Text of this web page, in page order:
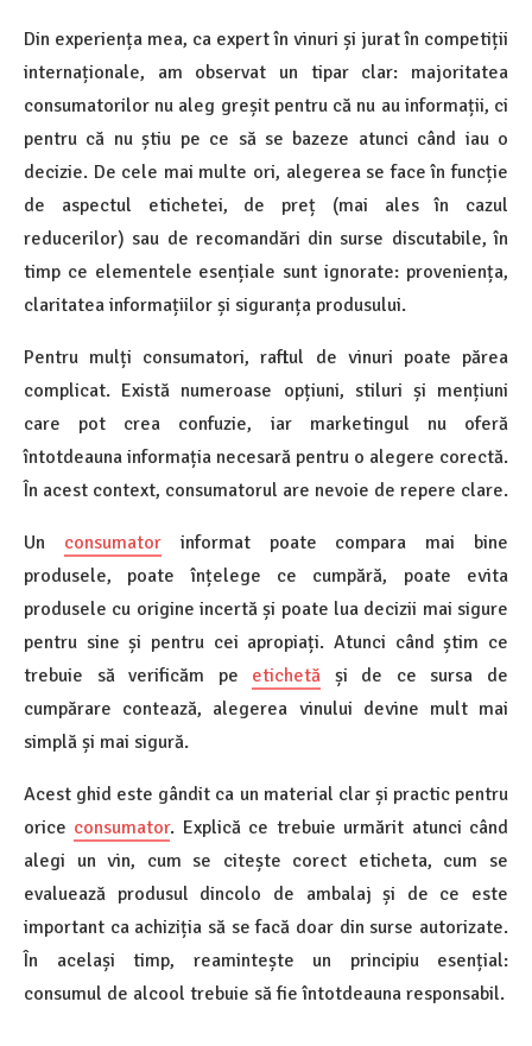
Din experiența mea, ca expert în vinuri și jurat în competiții
internaționale, am observat un tipar clar: majoritatea
consumatorilor nu aleg greșit pentru că nu au informații, ci
pentru că nu știu pe ce să se bazeze atunci când iau o
decizie. De cele mai multe ori, alegerea se face în funcție
de aspectul etichetei, de preț (mai ales în cazul
reducerilor) sau de recomandări din surse discutabile, în
timp ce elementele esențiale sunt ignorate: proveniența,
claritatea informațiilor și siguranța produsului.
Pentru mulți consumatori, raftul de vinuri poate părea
complicat. Există numeroase opțiuni, stiluri și mențiuni
care pot crea confuzie, iar marketingul nu oferă
întotdeauna informația necesară pentru o alegere corectă.
În acest context, consumatorul are nevoie de repere clare.
Un consumatorinformat poate compara mai bine
produsele, poate înțelege ce cumpără, poate evita
produsele cu origine incertă și poate lua decizii mai sigure
pentru sine și pentru cei apropiați. Atunci când știm ce
trebuie să verificăm pe etichetă și de ce sursa de
cumpărare contează, alegerea vinului devine mult mai
simplă și mai sigură.
Acest ghid este gândit ca un material clar și practic pentru
orice consumator. Explică ce trebuie urmărit atunci când
alegi un vin, cum se citește corect eticheta, cum se
evaluează produsul dincolo de ambalaj și de ce este
important ca achiziția să se facă doar din surse autorizate.
În același timp, reamintește un principiu esențial:
consumul de alcool trebuie să fie întotdeauna responsabil.